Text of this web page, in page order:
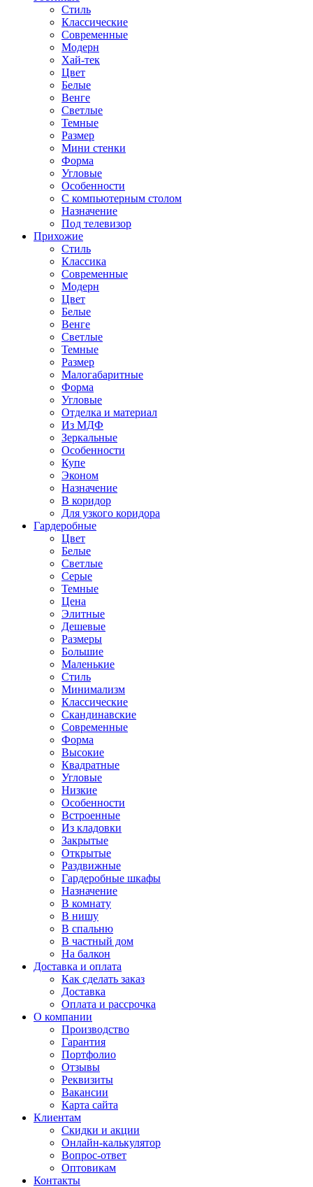
Стиль
Классические
Современные
Модерн
Хай-тек
Цвет
Белые
Венге
Светлые
Темные
Размер
Мини стенки
Форма
Угловые
Особенности
С компьютерным столом
Назначение
Под телевизор
Прихожие
Стиль
Классика
Современные
Модерн
Цвет
Белые
Венге
Светлые
Темные
Размер
Малогабаритные
Форма
Угловые
Отделка и материал
Из МДФ
Зеркальные
Особенности
Купе
Эконом
Назначение
В коридор
Для узкого коридора
Гардеробные
Цвет
Белые
Светлые
Серые
Темные
Цена
Элитные
Дешевые
Размеры
Большие
Маленькие
Стиль
Минимализм
Классические
Скандинавские
Современные
Форма
Высокие
Квадратные
Угловые
Низкие
Особенности
Встроенные
Из кладовки
Закрытые
Открытые
Раздвижные
Гардеробные шкафы
Назначение
В комнату
В нишу
В спальню
В частный дом
На балкон
Доставка и оплата
Как сделать заказ
Доставка
Оплата и рассрочка
О компании
Производство
Гарантия
Портфолио
Отзывы
Реквизиты
Вакансии
Карта сайта
Клиентам
Скидки и акции
Онлайн-калькулятор
Вопрос-ответ
Оптовикам
Контакты